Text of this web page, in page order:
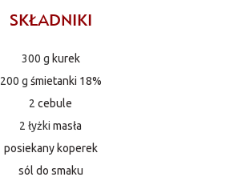
SKŁADNIKI
300 g kurek
200 g śmietanki 18%
2 cebule
2 łyżki masła
posiekany koperek
sól do smaku